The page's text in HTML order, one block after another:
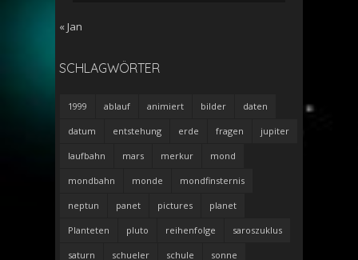
« Jan
SCHLAGWÖRTER
1999 ablauf animiert bilder daten
datum entstehung erde fragen jupiter
laufbahn mars merkur mond
mondbahn monde mondfinsternis
neptun panet pictures planet
Planteten pluto reihenfolge saroszuklus
saturn schueler schule sonne